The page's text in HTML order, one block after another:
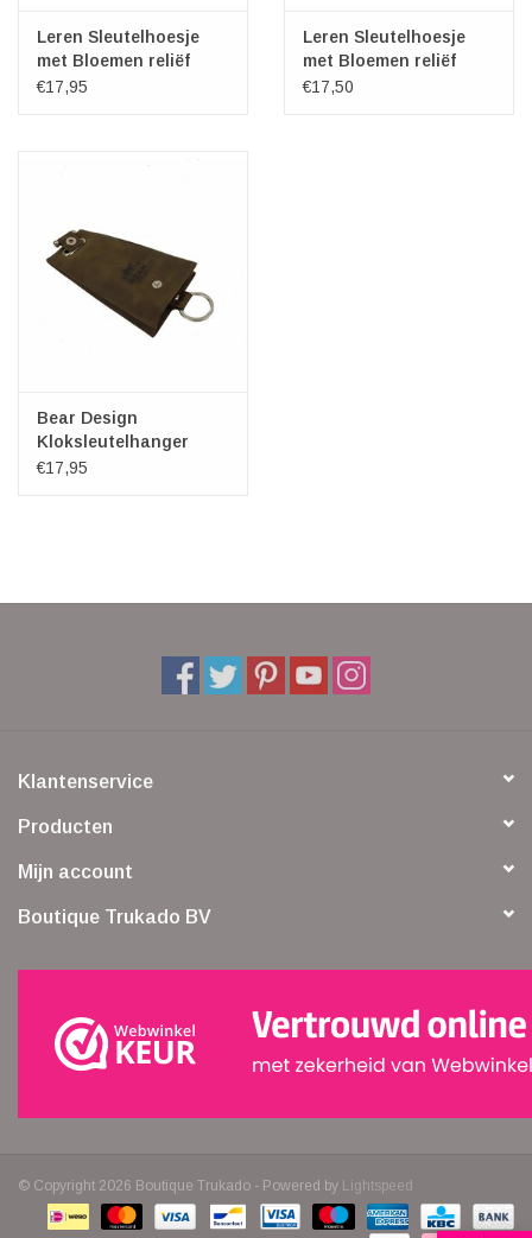
Leren Sleutelhoesje
met Bloemen reliëf
(tan)
€17,95
Leren Sleutelhoesje
met Bloemen reliëf
Tan-KLEIN
€17,50
Bear Design
Kloksleutelhanger
"Pablo" hunter leer
€17,95
Klantenservice
Producten
Mijn account
Boutique Trukado BV
© Copyright 2026 Boutique Trukado - Powered by Lightspeed